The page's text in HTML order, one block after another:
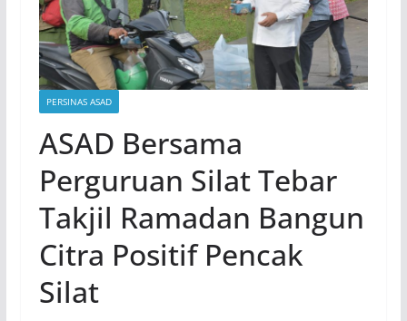
PERSINAS ASAD
ASAD Bersama
Perguruan Silat Tebar
Takjil Ramadan Bangun
Citra Positif Pencak
Silat